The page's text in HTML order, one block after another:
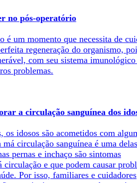
no pós-operatório
é um momento que necessita de
regeneração do organismo,
com seu sistema
problemas.
a circulação sanguínea dos
os idosos são acometidos com
circulação sanguínea é uma
pernas e inchaço são sintomas
circulação e que podem causar
Por isso, familiares e cuidadores